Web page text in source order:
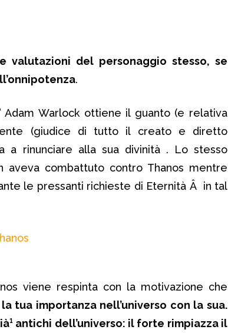
del personaggio stesso, se
.
Adam Warlock ottiene il guanto (e relativa
(giudice di tutto il creato e diretto
a rinunciare alla sua divinità . Lo stesso
aveva combattuto contro Thanos mentre
le pressanti richieste di Eternità Â in tal
viene respinta con la motivazione che
tua importanza nell’universo con la sua.
antichi dell’universo: il forte rimpiazza il